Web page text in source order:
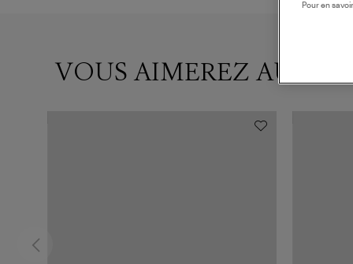
VOUS AIMEREZ AUSSI
Pour en